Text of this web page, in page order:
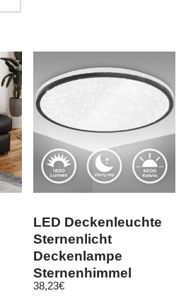
LED Deckenleuchte
Sternenlicht
Deckenlampe
Sternenhimmel
indirekt 33cm
38,23€